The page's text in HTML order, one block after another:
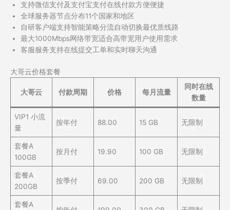
支持微信支付及支付宝支付在线付款方便便捷
全球服务器节点分布11个国家和地区
自研客户端支持智能策略分流自动切换最优质线路
最大1000Mbps网络带宽适合高带宽用户使用需求
客服服务支持在线提交工单和实时聊天沟通
大哥云价格套餐
大哥云 付款周期 价格 每月流量
同时在线
数量
VIP1 小流
量
按年付 88.00 15 GB 无限制
套餐A
100GB
按月付 19.90 100 GB 无限制
套餐A
200GB
按季付 69.00 200 GB 无限制
套餐A